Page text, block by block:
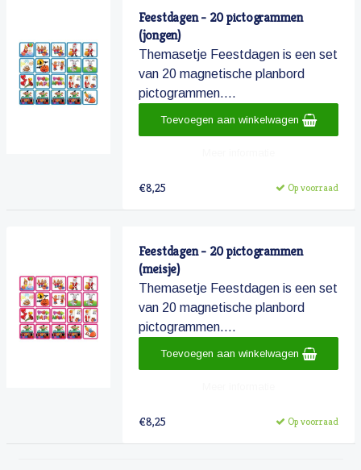
Feestdagen - 20 pictogrammen
(jongen)
Themasetje Feestdagen is een set
van 20 magnetische planbord
pictogrammen....
€8,25 Op voorraad
Toevoegen aan winkelwagen
Feestdagen - 20 pictogrammen
(meisje)
Themasetje Feestdagen is een set
van 20 magnetische planbord
pictogrammen....
€8,25 Op voorraad
Toevoegen aan winkelwagen